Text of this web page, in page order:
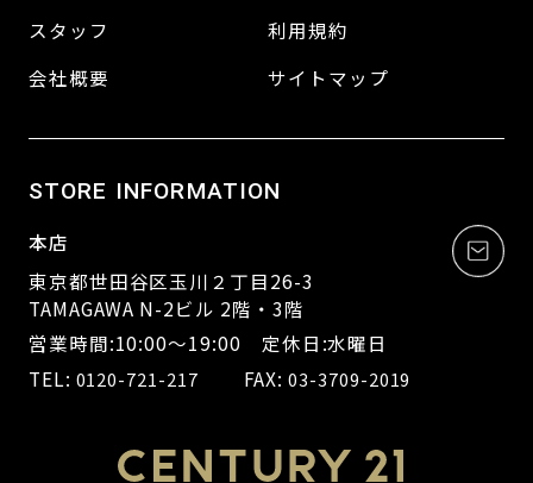
スタッフ
会社概要
利用規約
サイトマップ
STORE INFORMATION
本店
東京都世田谷区玉川２丁目26-3
TAMAGAWA N-2ビル 2階・3階
営業時間:10:00～19:00 定休日:水曜日
TEL: 0120-721-217 FAX:03-3709-2019